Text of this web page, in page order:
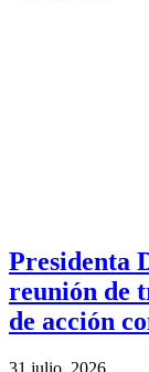
Presidenta
reunión de
de acción
31 julio, 2026